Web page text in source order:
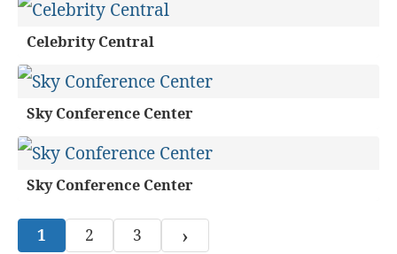
Celebrity Central
Sky Conference Center
Sky Conference Center
1 2 3 ›